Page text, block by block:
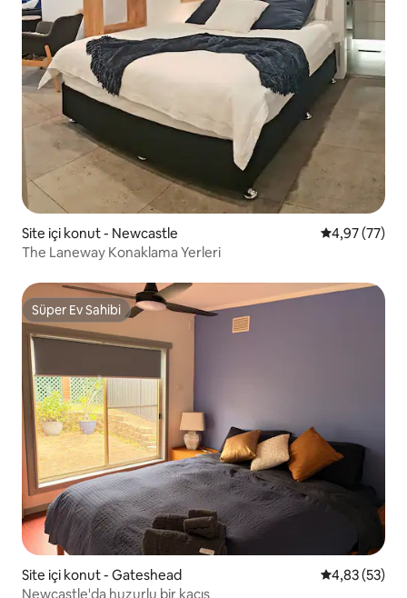
Site içi konut - Newcastle 5 üzerinden
4,97 (77)
The Laneway Konaklama Yerleri
Süper Ev Sahibi
Süper Ev Sahibi
Site içi konut - Gateshead 5 üzerinden
4,83 (53)
Newcastle'da huzurlu bir kaçış